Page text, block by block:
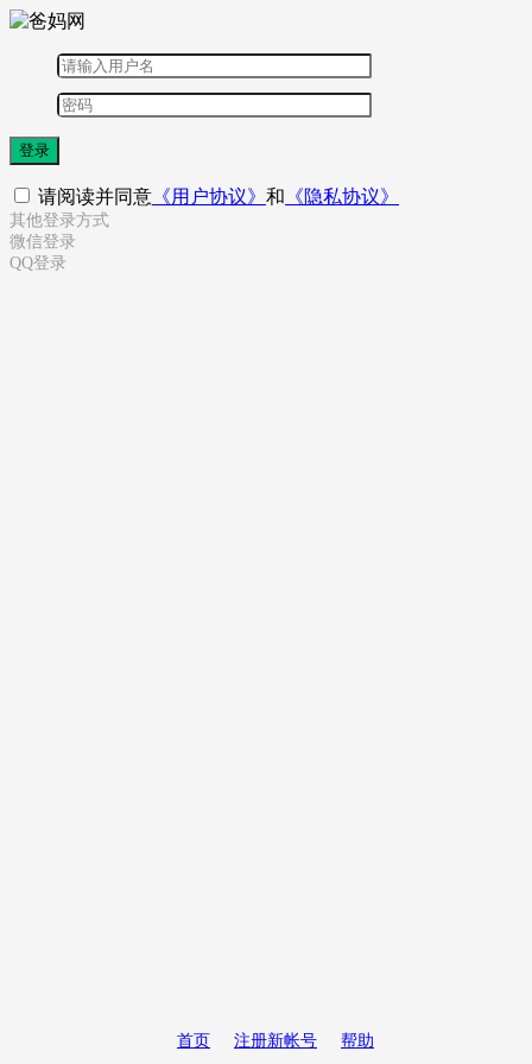
登录
请阅读并同意 《用户协议》 和 《隐私协议》
其他登录方式
微信登录
QQ登录
首页 注册新帐号 帮助